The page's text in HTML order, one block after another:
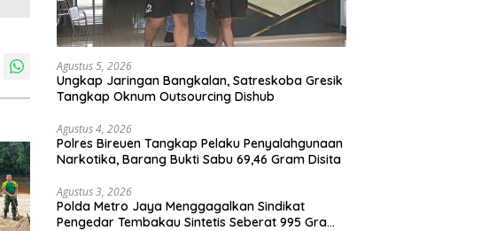
Agustus 5, 2026
Ungkap Jaringan Bangkalan, Satreskoba Gresik
Tangkap Oknum Outsourcing Dishub
Agustus 4, 2026
Polres Bireuen Tangkap Pelaku Penyalahgunaan
Narkotika, Barang Bukti Sabu 69,46 Gram Disita
Agustus 3, 2026
Polda Metro Jaya Menggagalkan Sindikat
Pengedar Tembakau Sintetis Seberat 995 Gram